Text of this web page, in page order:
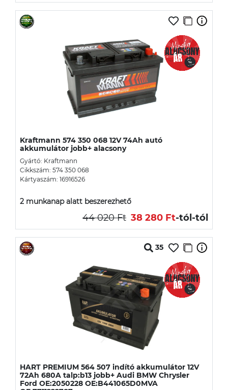
Kraftmann 574 350 068 12V 74Ah autó
akkumulátor jobb+ alacsony
Gyártó: Kraftmann
Cikkszám: 574 350 068
Kártyaszám: 16916526
2 munkanap alatt beszerezhető
44 020 Ft 38 280 Ft-tól-tól
35
HART PREMIUM 564 507 indító akkumulátor 12V
72Ah 680A talp:b13 jobb+ Audi BMW Chrysler
Ford OE:2050228 OE:B441065D0MVA